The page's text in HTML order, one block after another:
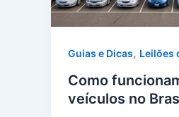
Guias e Dicas, Leilões
Como
veículos no